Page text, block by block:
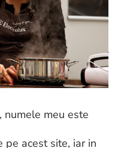
numele meu este
pe acest site, iar in